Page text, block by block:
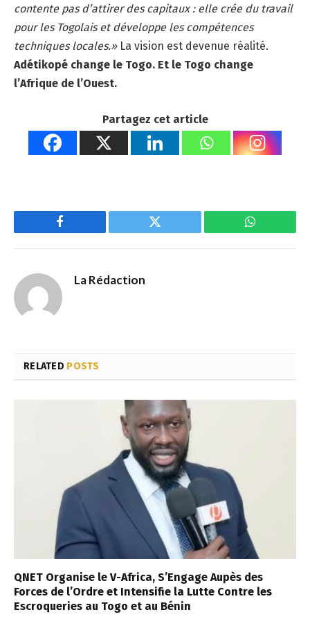
contente pas d’attirer des capitaux : elle crée du travail
pour les Togolais et développe les compétences
techniques locales.»La vision est devenue réalité.
Adétikopé change le Togo. Et le Togo change
l’Afrique de l’Ouest.
Partagez cet article
Facebook Twitter WhatsApp
La Rédaction
RELATED POSTS
QNET Organise le V-Africa, S’Engage Aupès des
Forces de l’Ordre et Intensifie la Lutte Contre les
Escroqueries au Togo et au Bénin